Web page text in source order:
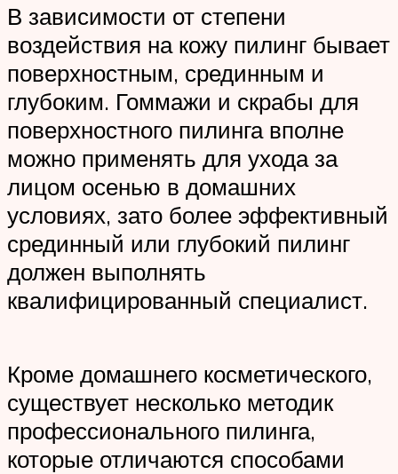
В зависимости от степени
воздействия на кожу пилинг бывает
поверхностным, срединным и
глубоким. Гоммажи и скрабы для
поверхностного пилинга вполне
можно применять для ухода за
лицом осенью в домашних
условиях, зато более эффективный
срединный или глубокий пилинг
должен выполнять
квалифицированный специалист.
Кроме домашнего косметического,
существует несколько методик
профессионального пилинга,
которые отличаются способами